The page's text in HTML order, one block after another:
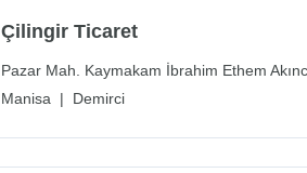
Çilingir Ticaret
Pazar Mah. Kaymakam İbrahim Ethem
Manisa | Demirci